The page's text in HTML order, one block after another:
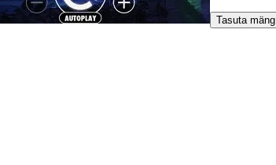
Tasuta mäng